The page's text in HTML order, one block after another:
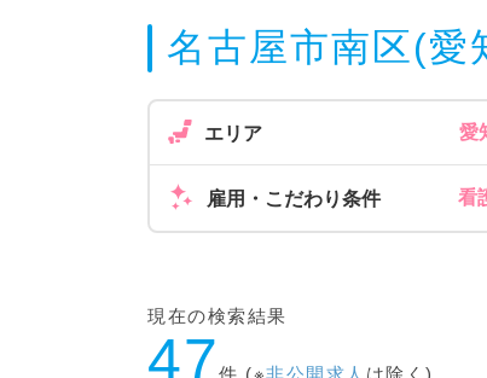
名古屋市南区(愛
エリア 愛
雇用・こだわり条件 看
現在の検索結果
47